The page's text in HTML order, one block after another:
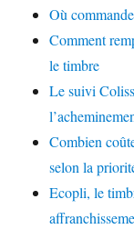
Où
Comment
le timbre
Le suivi
Combien
selon la
Ecopli, le